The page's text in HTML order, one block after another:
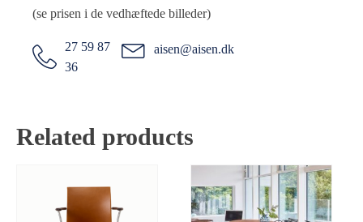
(se prisen i de vedhæftede billeder)
27 59 87
36
aisen@aisen.dk
Related products